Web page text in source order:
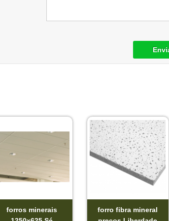
forros minerais
forro fibra mineral